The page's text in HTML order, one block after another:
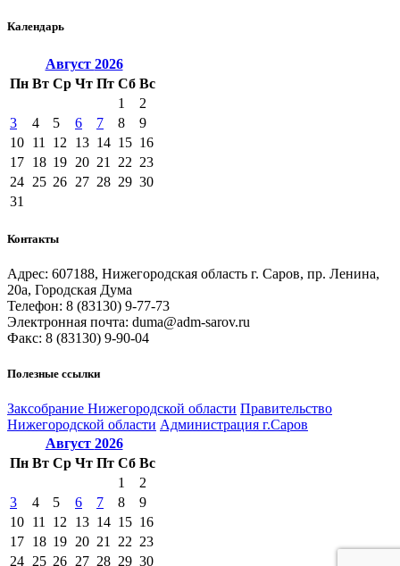
Календарь
Август 2026
Пн Вт Ср Чт Пт Сб Вс
1
2
3
4 5 6 7 8
9
10 11 12 13 14 15 16
17 18 19 20 21 22 23
24 25 26 27 28 29 30
31
Контакты
Адрес: 607188, Нижегородская область г. Саров, пр. Ленина,
20а, Городская Дума
Телефон: 8 (83130) 9-77-73
Электронная почта: duma@adm-sarov.ru
Факс: 8 (83130) 9-90-04
Полезные ссылки
Закcобрание Нижегородской области Правительство
Нижегородской области Администрация г.Саров
Август 2026
Пн Вт Ср Чт Пт Сб Вс
1
2
3
4 5 6 7 8
9
10 11 12 13 14 15 16
17 18 19 20 21 22 23
24 25 26 27 28 29 30